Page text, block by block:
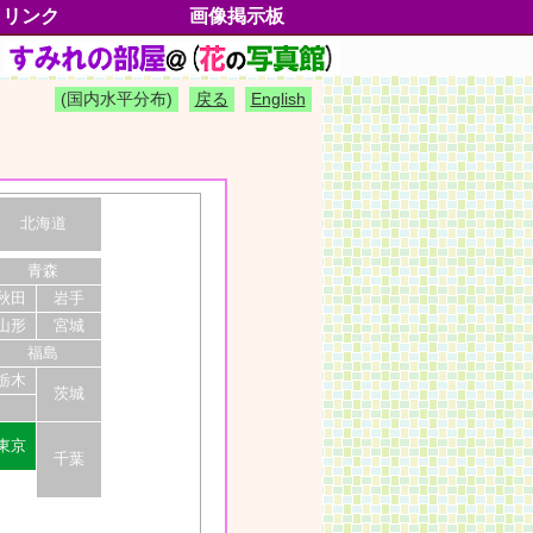
すみれの分類
分類一覧
学名一覧
別名一覧
絶滅危惧種
五十歩百歩
各地のすみれ
垂直分布
水平分布
イベント情報
書籍雑誌情報
よもやま情報
各部の名称
すみれグッズ
すみれの種子
すみれの切手
高尾山の魅力
トピックス
サイドストーリー
My動画集
出逢いたいすみれたち
徒然草25
徒然草(blog)
おねがいごと
ご協力者一覧
お客様マップ
プロファイル
更新履歴
リンク 画像掲示板
English
戻る
(国内水平分布)
北海道
青森
田
岩手
形
宮城
福島
木
茨城
京
千葉